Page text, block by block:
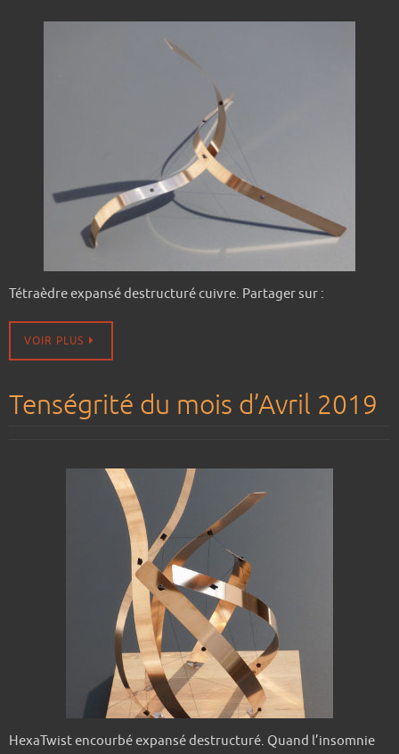
Tétraèdre expansé destructuré cuivre. Partager sur :
VOIR PLUS
Tenségrité du mois d’Avril 2019
HexaTwist encourbé expansé destructuré. Quand l’insomnie